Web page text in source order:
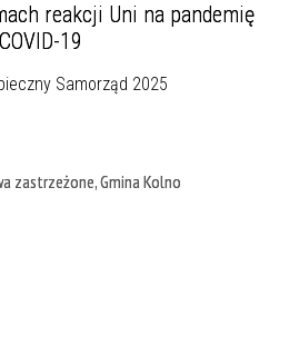
reakcji Uni na pandemię
COVID-19
zastrzeżone, Gmina Kolno